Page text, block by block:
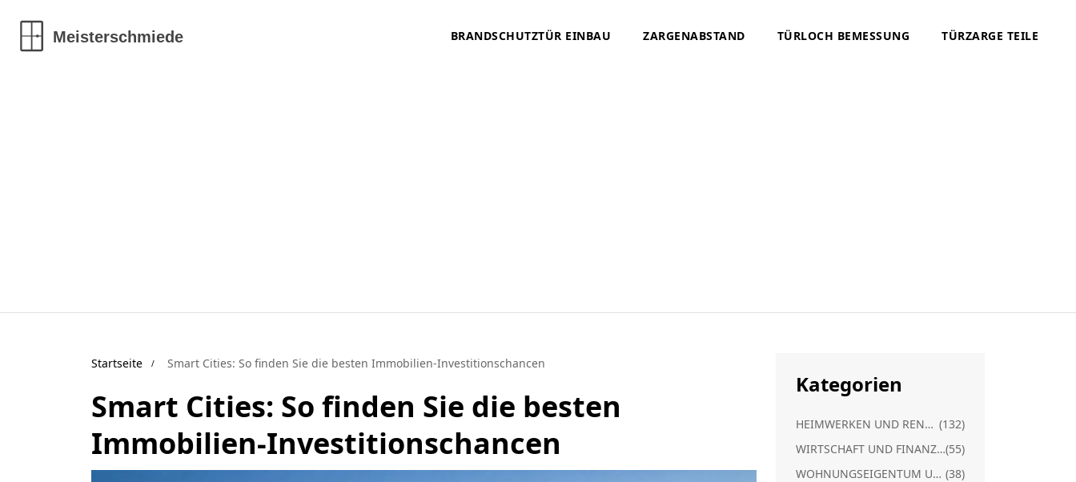
BRANDSCHUTZTÜR EINBAU ZARGENABSTAND TÜRLOCH BEMESSUNG TÜRZARGE TEILE
Startseite Smart Cities: So finden Sie die besten Immobilien-Investitionschancen
Smart Cities: So finden Sie die besten
Immobilien-Investitionschancen
Kategorien
HEIMWERKEN UND RENOVIERUNG (132)
WIRTSCHAFT UND FINANZEN(55)
WOHNUNGSEIGENTUM UND RECHT (38)